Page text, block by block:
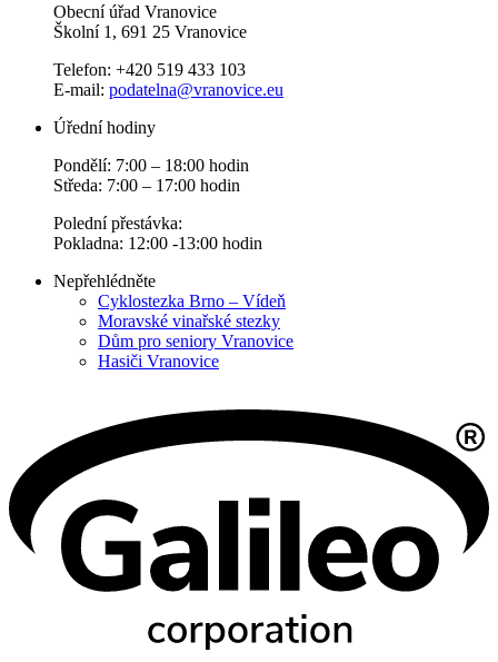
Obecní úřad Vranovice
Školní 1, 691 25 Vranovice
Telefon: +420 519 433 103
E-mail: podatelna@vranovice.eu
Úřední hodiny
Pondělí: 7:00 – 18:00 hodin
Středa: 7:00 – 17:00 hodin
Polední přestávka:
Pokladna: 12:00 -13:00 hodin
Nepřehlédněte
Cyklostezka Brno – Vídeň
Moravské vinařské stezky
Dům pro seniory Vranovice
Hasiči Vranovice